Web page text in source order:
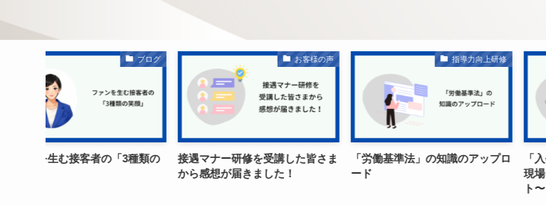
接遇マナー研修を受講した皆さま
指導力向上研修
「労働基準法」の知識のアップロ
ード
コミュニケーション力向上研
「入会率アップ」を目指して
現場に即した研修で結果にコ